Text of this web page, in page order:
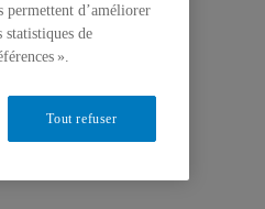
d’améliorer
statistiques de
».
Tout refuser